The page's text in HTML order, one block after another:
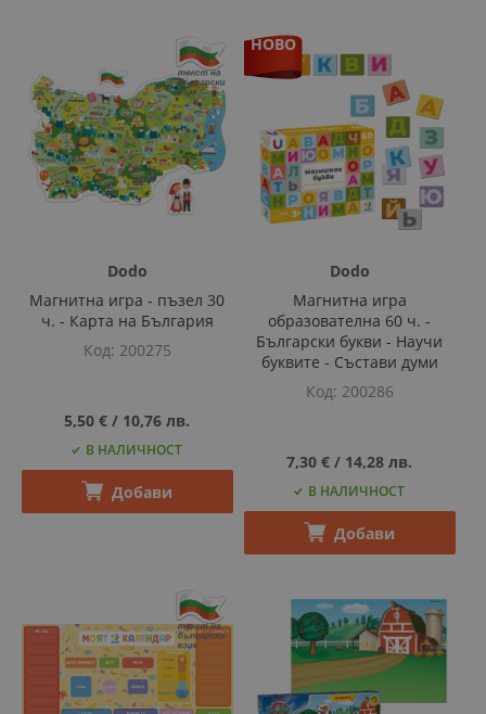
Dodo
Магнитна игра - пъзел 30
ч. - Карта на България
Код 200275
5,50 € ‎/‎ 10,76 лв.
В НАЛИЧНОСТ
Добави
НОВО
Dodo
Магнитна игра
образователна 60 ч. -
Български букви - Научи
буквите - Състави думи
Код 200286
7,30 € ‎/‎ 14,28 лв.
В НАЛИЧНОСТ
Добави